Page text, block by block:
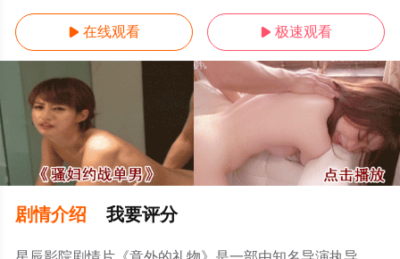
 在线观看  极速观看
剧情介绍 我要评分